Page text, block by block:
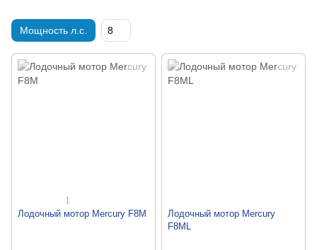
Мощность л.с. 8
1
Лодочный мотор Mercury F8M
Лодочный мотор Mercury
F8ML